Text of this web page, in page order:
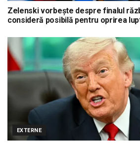
Zelenski vorbește despre finalul
consideră posibilă pentru oprirea
EXTERNE